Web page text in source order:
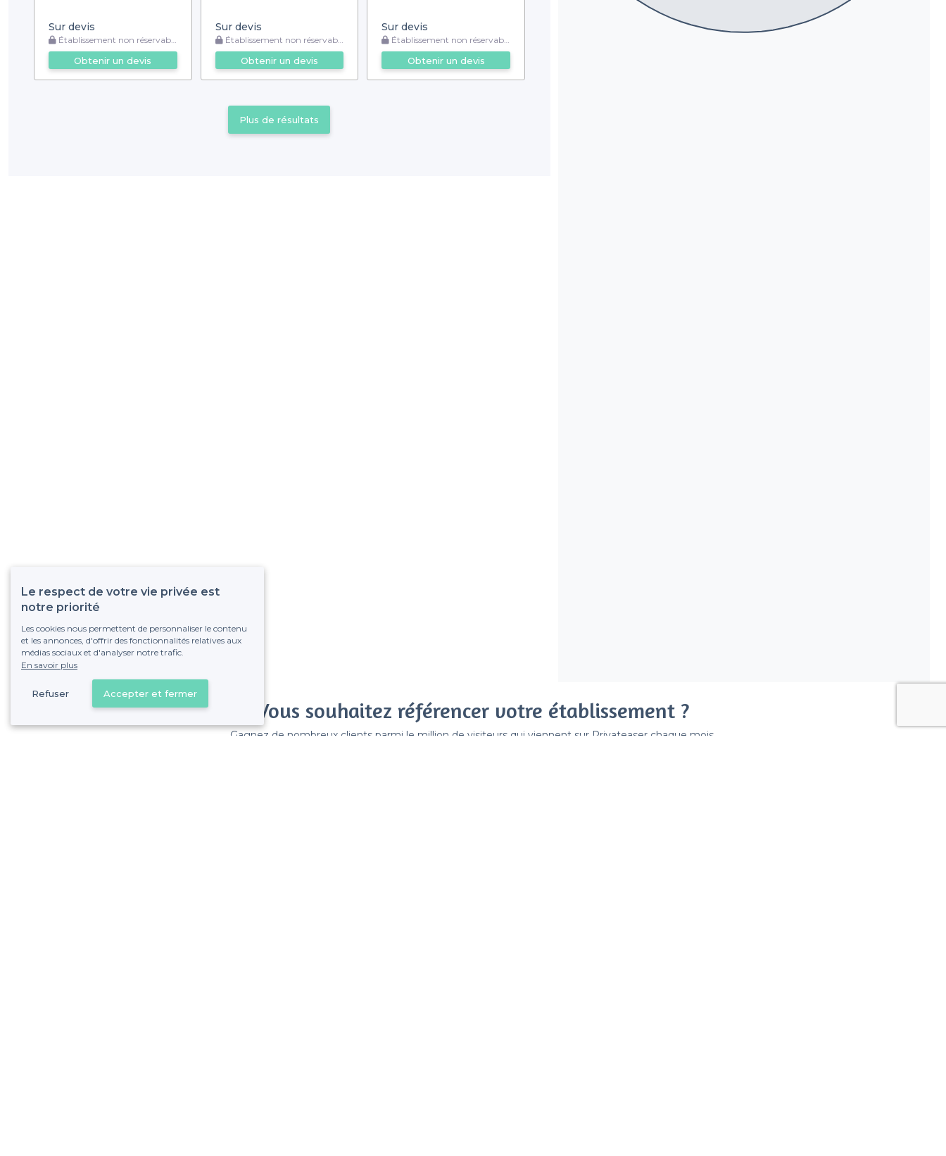
Sur devis
Établissement non réservable
Obtenir un devis
Sur devis
Établissement non réservable
Obtenir un devis
Sur devis
Établissement non réservable
Obtenir un devis
Plus de résultats
Vous souhaitez référencer votre établissement ?
Gagnez de nombreux clients parmi le million de visiteurs qui viennent sur Privateaser chaque mois.
Le respect de votre vie privée est
notre priorité
Les cookies nous permettent de personnaliser le contenu
et les annonces, d'offrir des fonctionnalités relatives aux
médias sociaux et d'analyser notre trafic.
En savoir plus
Refuser Accepter et fermer